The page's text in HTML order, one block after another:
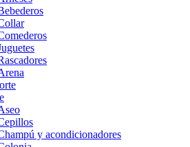
y acondicionadores